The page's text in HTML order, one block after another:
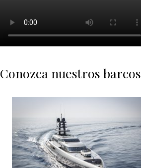
Conozca nuestros barcos